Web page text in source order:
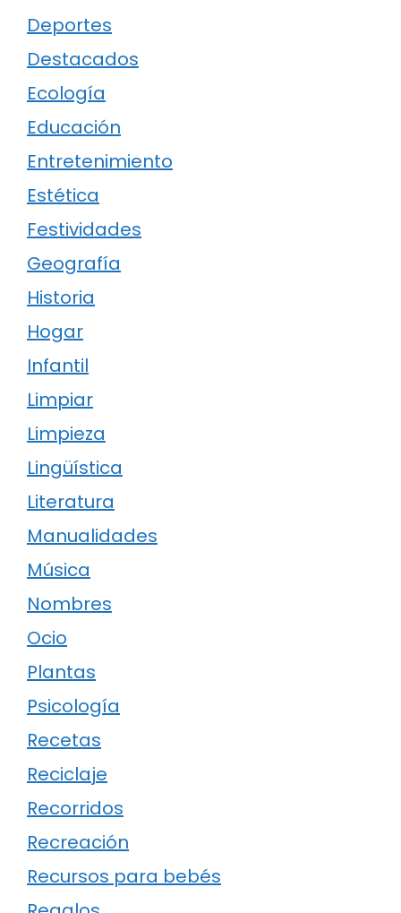
Deportes
Destacados
Ecología
Educación
Entretenimiento
Estética
Festividades
Geografía
Historia
Hogar
Infantil
Limpiar
Limpieza
Lingüística
Literatura
Manualidades
Música
Nombres
Ocio
Plantas
Psicología
Recetas
Reciclaje
Recorridos
Recreación
Recursos para bebés